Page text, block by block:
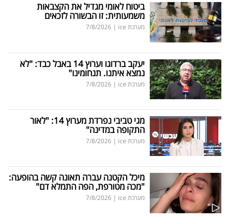
ביטוח לאומי מגדיל את הקצבאות
משמעותית: זו הבשורה לזכאים
מערכת ice |
7/8/2026
יעקב ברדוגו וערוץ 14 באבל כבד: "לא
נמצא איתנו. תנחומינו"
מערכת ice |
7/8/2026
מגי טביבי נפרדת מערוץ 14: "לאור
התקופה במדינה"
מערכת ice |
7/8/2026
מיכל הקטנה עברה תאונה קשה בהופעה:
"מכה מטורפת, הפה התמלא דם"
מערכת ice |
7/8/2026